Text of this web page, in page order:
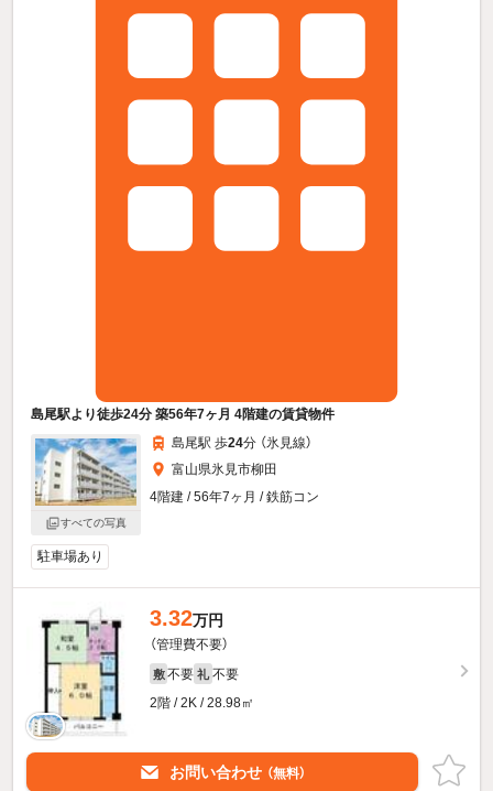
島尾駅より徒歩24分 築56年7ヶ月 4階建の賃貸物件
すべての写真
島尾駅 歩24分 （氷見線）
富山県氷見市柳田
4階建 / 56年7ヶ月 / 鉄筋コン
駐車場あり
3.32万円
（管理費不要）
敷 不要 礼 不要
2階 / 2K / 28.98㎡
お問い合わせ （無料）